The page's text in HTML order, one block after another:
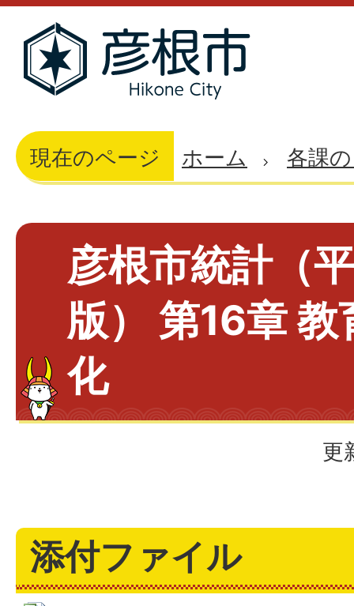
現在のページ ホーム 各課
彦根市統計（
版） 第16章
化
更
添付ファイル